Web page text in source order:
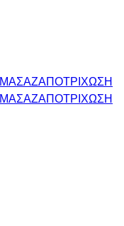
ΜΑΣΑΖΑΠΟΤΡΙΧΩΣΗ
ΜΑΣΑΖΑΠΟΤΡΙΧΩΣΗ